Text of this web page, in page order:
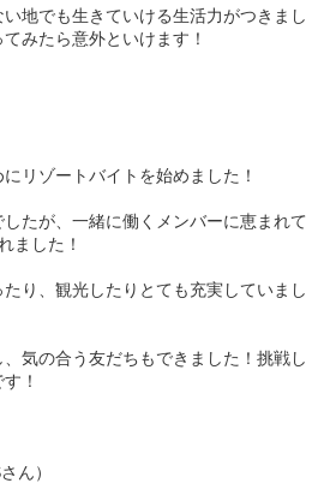
地でも生きていける生活力がつきまし
みたら意外といけます！
リゾートバイトを始めました！
たが、一緒に働くメンバーに恵まれて
ました！
り、観光したりとても充実していまし
、気の合う友だちもできました！挑戦し
！
ん）